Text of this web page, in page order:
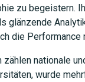
zu begeistern.
glänzende
die
zählen nationale
wurde